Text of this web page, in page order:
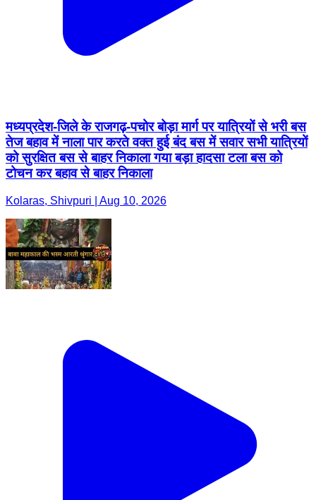
मध्यप्रदेश-जिले के राजगढ़-पचोर बोड़ा मार्ग पर यात्रियों से भरी बस
तेज बहाव में नाला पार करते वक्त हुई बंद बस में सवार सभी यात्रियों
को सुरक्षित बस से बाहर निकाला गया बड़ा हादसा टला बस को
टोचन कर बहाव से बाहर निकाला
Kolaras, Shivpuri | Aug 10, 2026